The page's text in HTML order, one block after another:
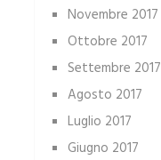
Novembre 2017
Ottobre 2017
Settembre 2017
Agosto 2017
Luglio 2017
Giugno 2017